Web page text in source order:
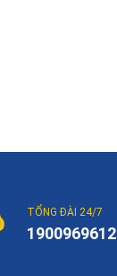
TỔNG ĐÀI 24/7
1900969612